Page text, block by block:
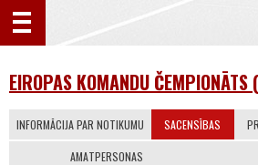
EIROPAS KOMANDU
INFORMĀCIJA PAR NOTIKUMU SACENSĪBAS
AMATPERSONAS